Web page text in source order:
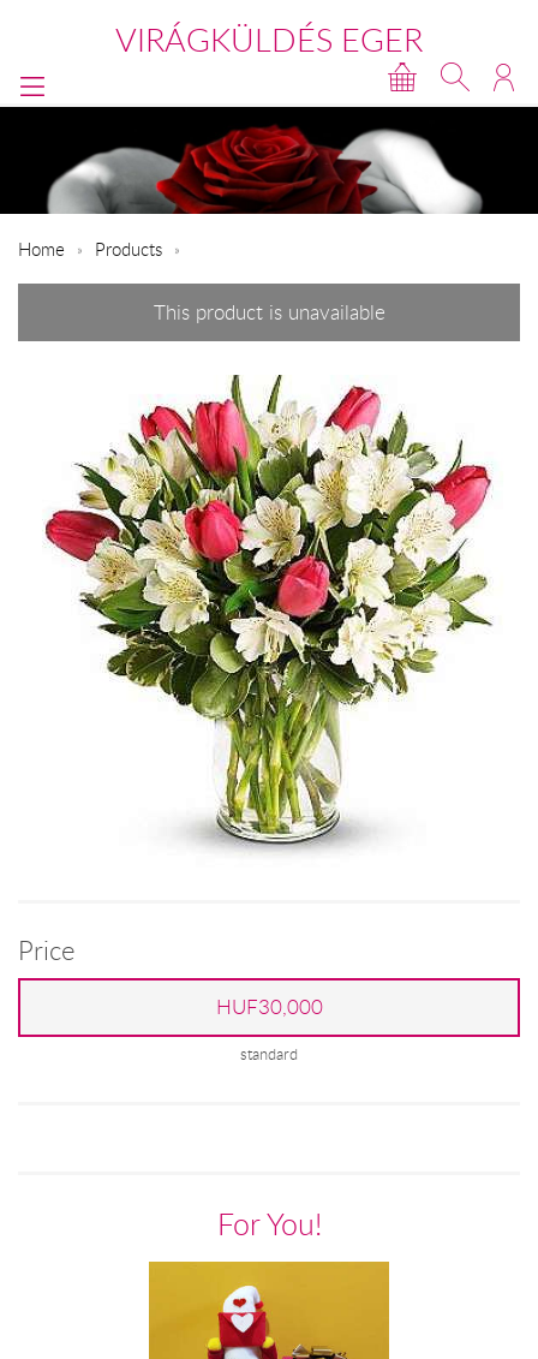
VIRÁGKÜLDÉS EGER
Home Products
This product is unavailable
Price
HUF30,000
standard
For You!